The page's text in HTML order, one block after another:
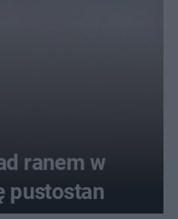
ranem w
pustostan